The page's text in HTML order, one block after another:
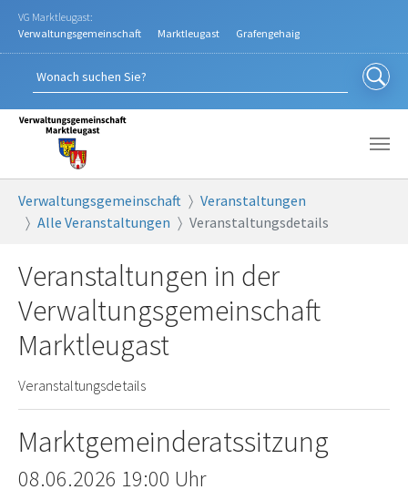
Zum Hauptinhalt springen
VG Marktleugast:
Verwaltungsgemeinschaft
Marktleugast Grafengehaig
Verwaltungsgemeinschaft
Veranstaltungen
Alle Veranstaltungen
Veranstaltungsdetails
Veranstaltungen in der
Verwaltungsgemeinschaft
Marktleugast
Veranstaltungsdetails
Marktgemeinderatssitzung
08.06.2026 19:00 UhrOffenes Ende